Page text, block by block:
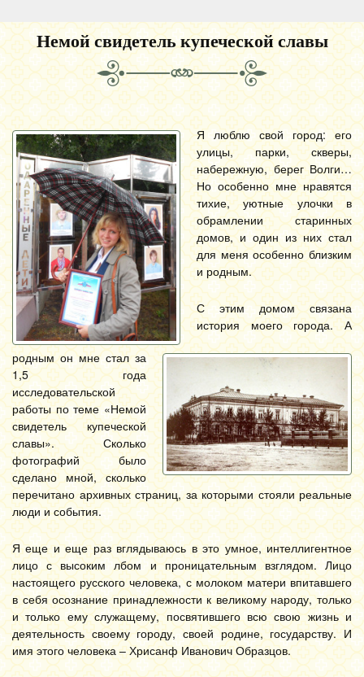
Немой свидетель купеческой славы
Я люблю свой город: его
улицы, парки, скверы,
набережную, берег Волги…
Но особенно мне нравятся
тихие, уютные улочки в
обрамлении старинных
домов, и один из них стал
для меня особенно близким
и родным.
С этим домом связана
история моего города. А
родным он мне стал за
1,5 года
исследовательской
работы по теме «Немой
свидетель купеческой
славы». Сколько
фотографий было
сделано мной, сколько
перечитано архивных страниц, за которыми стояли реальные
люди и события.
Я еще и еще раз вглядываюсь в это умное, интеллигентное
лицо с высоким лбом и проницательным взглядом. Лицо
настоящего русского человека, с молоком матери впитавшего
в себя осознание принадлежности к великому народу, только
и только ему служащему, посвятившего всю свою жизнь и
деятельность своему городу, своей родине, государству. И
имя этого человека – Хрисанф Иванович Образцов.